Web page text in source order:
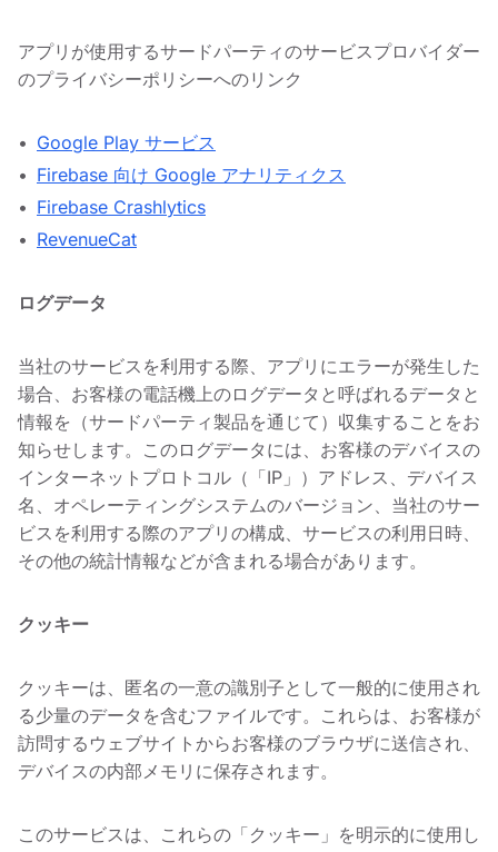
アプリが使用するサードパーティのサービスプロバイダー
のプライバシーポリシーへのリンク
Google Play サービス
Firebase 向け Google アナリティクス
Firebase Crashlytics
RevenueCat
ログデータ
当社のサービスを利用する際、アプリにエラーが発生した
場合、お客様の電話機上のログデータと呼ばれるデータと
情報を（サードパーティ製品を通じて）収集することをお
知らせします。このログデータには、お客様のデバイスの
インターネットプロトコル（「IP」）アドレス、デバイス
名、オペレーティングシステムのバージョン、当社のサー
ビスを利用する際のアプリの構成、サービスの利用日時、
その他の統計情報などが含まれる場合があります。
クッキー
クッキーは、匿名の一意の識別子として一般的に使用され
る少量のデータを含むファイルです。これらは、お客様が
訪問するウェブサイトからお客様のブラウザに送信され、
デバイスの内部メモリに保存されます。
このサービスは、これらの「クッキー」を明示的に使用し